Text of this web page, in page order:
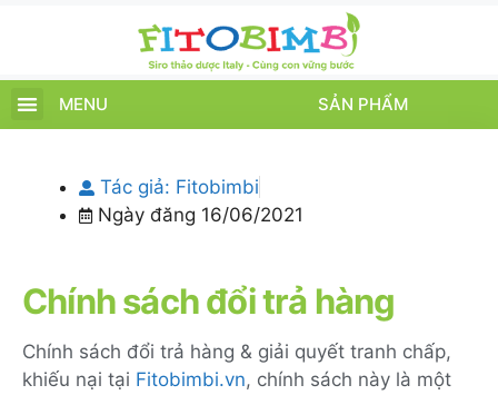
MENU SẢN PHẨM
Tác giả: Fitobimbi
Ngày đăng 16/06/2021
Chính sách đổi trả hàng
Chính sách đổi trả hàng & giải quyết tranh chấp,
khiếu nại tại Fitobimbi.vn, chính sách này là một